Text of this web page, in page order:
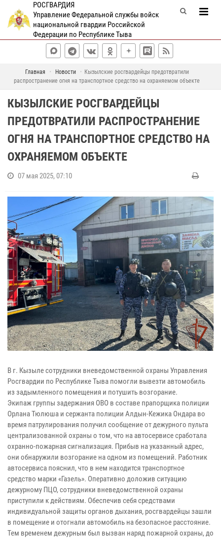
РОСГВАРДИЯ
Управление Федеральной службы войск
национальной гвардии Российской
Федерации по Республике Тыва
Главная Новости
Кызылские росгвардейцы предотвратили
распространение огня на транспортное средство на охраняемом объекте
КЫЗЫЛСКИЕ РОСГВАРДЕЙЦЫ
ПРЕДОТВРАТИЛИ РАСПРОСТРАНЕНИЕ
ОГНЯ НА ТРАНСПОРТНОЕ СРЕДСТВО НА
ОХРАНЯЕМОМ ОБЪЕКТЕ
07 мая 2025, 07:10
В г. Кызыле сотрудники вневедомственной охраны Управления
Росгвардии по Республике Тыва помогли вывезти автомобиль
из задымленного помещения и потушить возгорание.
Экипаж группы задержания ОВО в составе прапорщика полиции
Орлана Тюлюша и сержанта полиции Алдын-Кежика Ондара во
время патрулирования получил сообщение от дежурного пульта
централизованной охраны о том, что на автосервисе сработала
охранно-пожарная сигнализация. Прибыв на указанный адрес,
они обнаружили возгорание на одном из помещений. Работник
автосервиса пояснил, что в нем находится транспортное
средство марки «Газель». Оперативно доложив ситуацию
дежурному ПЦО, сотрудники вневедомственной охраны
приступили к действиям. Обеспечив себя средствами
индивидуальной защиты органов дыхания, росгвардейцы зашли
в помещение и отогнали автомобиль на безопасное расстояние.
Тем временем дежурным был вызван наряд пожарной охраны, до